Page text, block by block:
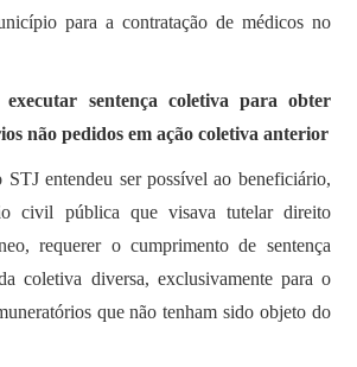
para a contratação de médicos no
executar sentença coletiva para obter
não pedidos em ação coletiva anterior
entendeu ser possível ao beneficiário,
civil pública que visava tutelar direito
requerer o cumprimento de sentença
coletiva diversa, exclusivamente para o
que não tenham sido objeto do